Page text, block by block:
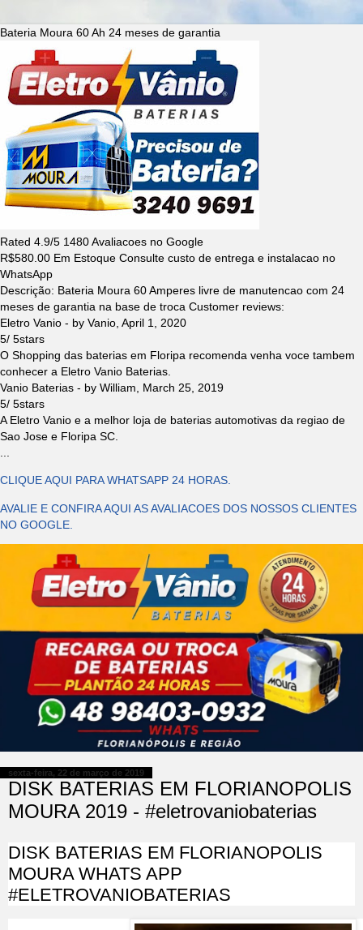
Bateria Moura 60 Ah 24 meses de garantia
Rated 4.9/5 1480Avaliacoes no Google
R$580.00 Em Estoque Consulte custo de entrega e instalacao no
WhatsApp
Descrição: Bateria Moura 60 Amperes livre de manutencao com 24
meses de garantia na base de troca Customer reviews:
Eletro Vanio - by Vanio April 1, 2020
5/ 5stars
O Shopping das baterias em Floripa recomenda venha voce tambem
conhecer a Eletro Vanio Baterias.
Vanio Baterias - by William
March 25, 2019
5/ 5stars
A Eletro Vanio e a melhor loja de baterias automotivas da regiao de
Sao Jose e Floripa SC.
CLIQUE AQUI PARA WHATSAPP 24 HORAS.
AVALIE E CONFIRA AQUI AS AVALIACOES DOS NOSSOS CLIENTES
NO GOOGLE.
sexta-feira, 22 de março de 2019
DISK BATERIAS EM FLORIANOPOLIS
MOURA 2019 - #eletrovaniobaterias
DISK BATERIAS EM FLORIANOPOLIS
MOURA WHATS APP
#ELETROVANIOBATERIAS